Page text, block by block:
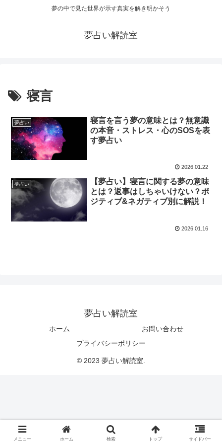
夢の中で見た世界が示す真実を解き明かそう
夢占い解読室
寝言
夢占い
寝言を言う夢の意味とは？無意識
の本音・ストレス・心のSOSを表
す夢占い
2026.01.22
夢占い
【夢占い】寝言に関する夢の意味
とは？返事はしちゃいけない？ポ
ジティブ&ネガティブ別に解説！
2026.01.16
夢占い解読室
ホーム
お問い合わせ
プライバシーポリシー
© 2023 夢占い解読室.
メニュー ホーム 検索 トップ サイドバー